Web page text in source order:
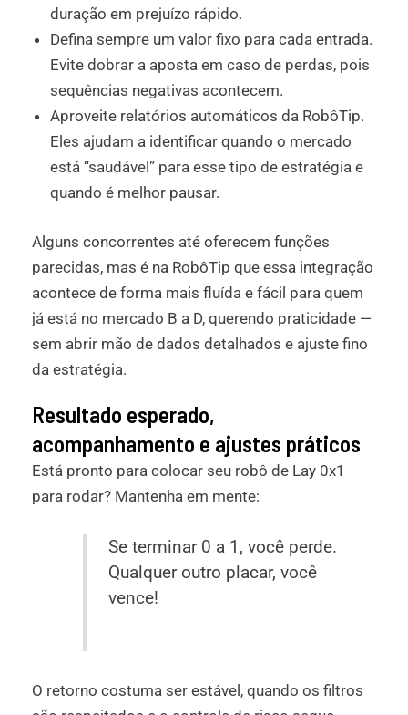
duração em prejuízo rápido.
Defina sempre um valor fixo para cada entrada.
Evite dobrar a aposta em caso de perdas, pois
sequências negativas acontecem.
Aproveite relatórios automáticos da RobôTip.
Eles ajudam a identificar quando o mercado
está “saudável” para esse tipo de estratégia e
quando é melhor pausar.
Alguns concorrentes até oferecem funções
parecidas, mas é na RobôTip que essa integração
acontece de forma mais fluída e fácil para quem
já está no mercado B a D, querendo praticidade —
sem abrir mão de dados detalhados e ajuste fino
da estratégia.
Resultado esperado,
acompanhamento e ajustes práticos
Está pronto para colocar seu robô de Lay 0x1
para rodar? Mantenha em mente:
Se terminar 0 a 1, você perde.
Qualquer outro placar, você
vence!
O retorno costuma ser estável, quando os filtros